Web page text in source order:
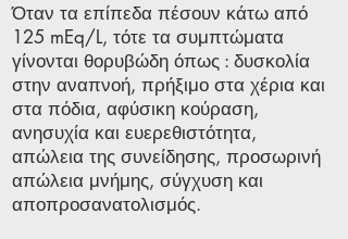
Όταν τα επίπεδα πέσουν κάτω από
125 mEq/L, τότε τα συμπτώματα
γίνονται θορυβώδη όπως : δυσκολία
στην αναπνοή, πρήξιμο στα χέρια και
στα πόδια, αφύσικη κούραση,
ανησυχία και ευερεθιστότητα,
απώλεια της συνείδησης, προσωρινή
απώλεια μνήμης, σύγχυση και
αποπροσανατολισμός.